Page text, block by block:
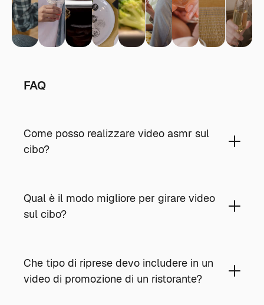
FAQ
Come posso realizzare video asmr sul
cibo?
Qual è il modo migliore per girare video
sul cibo?
Che tipo di riprese devo includere in un
video di promozione di un ristorante?